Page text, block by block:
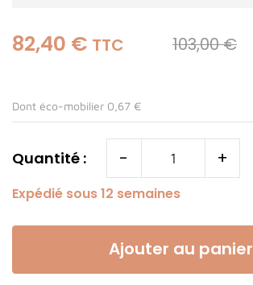
82,40 € TTC 103,00 €
Dont éco-mobilier 0,67 €
Quantité : - +
Expédié sous 12 semaines
Ajouter au panier